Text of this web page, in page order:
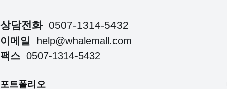
상담전화 0507-1314-5432
이메일
help@whalemall.com
팩스 0507-1314-5432
포트폴리오